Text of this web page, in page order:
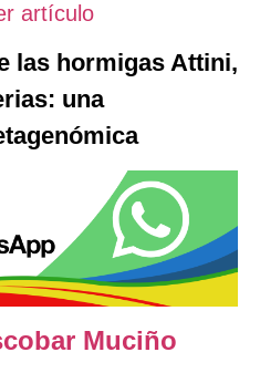
artículo
las hormigas Attini,
una
Muciño